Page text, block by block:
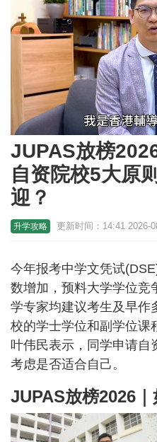
Loaded:
29.94%
JUPAS放榜
自资院校5大原
迎？
升学攻略 更新时间：14:41 2026-
今年报考中学文凭试
数增加，预料大学学位竞
学专家均建议考生及早作
校的学士学位和副学位课
叶伟民表示，同学申请自
考虑是否适合自己。
JUPAS放榜2026